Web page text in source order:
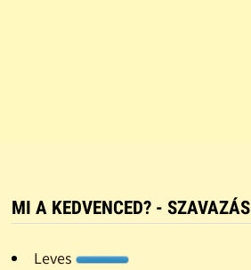
MI A KEDVENCED? - SZAVAZÁS
Leves